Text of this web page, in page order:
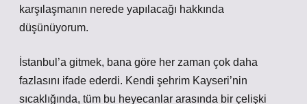
karşılaşmanın nerede yapılacağı hakkında
düşünüyorum.
İstanbul’a gitmek, bana göre her zaman çok daha
fazlasını ifade ederdi. Kendi şehrim Kayseri’nin
sıcaklığında, tüm bu heyecanlar arasında bir çelişki